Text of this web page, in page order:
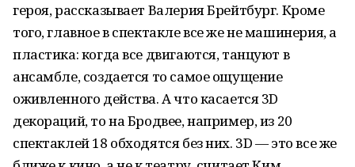
героя, рассказывает Валерия Брейтбург. Кроме
того, главное в спектакле все же не машинерия, а
пластика: когда все двигаются, танцуют в
ансамбле, создается то самое ощущение
оживленного действа. А что касается 3D
декораций, то на Бродвее, например, из 20
спектаклей 18 обходятся без них. 3D — это все же